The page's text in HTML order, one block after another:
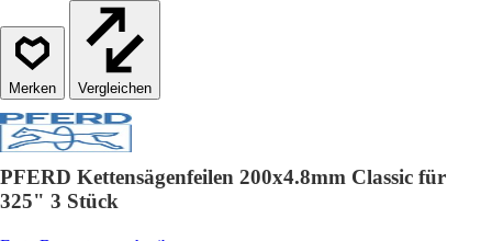
Vergleichen
PFERD Kettensägenfeilen 200x4.8mm Classic für
325" 3 Stück